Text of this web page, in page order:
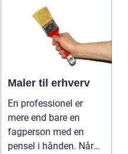
Maler til erhverv
En professionel er
mere end bare en
fagperson med en
pensel i hånden. Når